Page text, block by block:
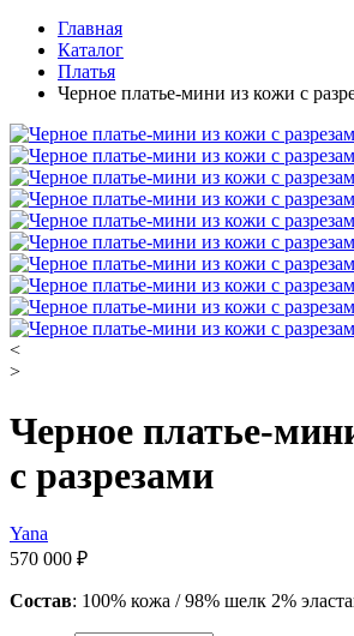
Главная
Каталог
Платья
Черное платье-мини из кожи с
<
>
Черное платье-
с разрезами
Yana
570 000 ₽
Состав: 100% кожа / 98% шелк 2%